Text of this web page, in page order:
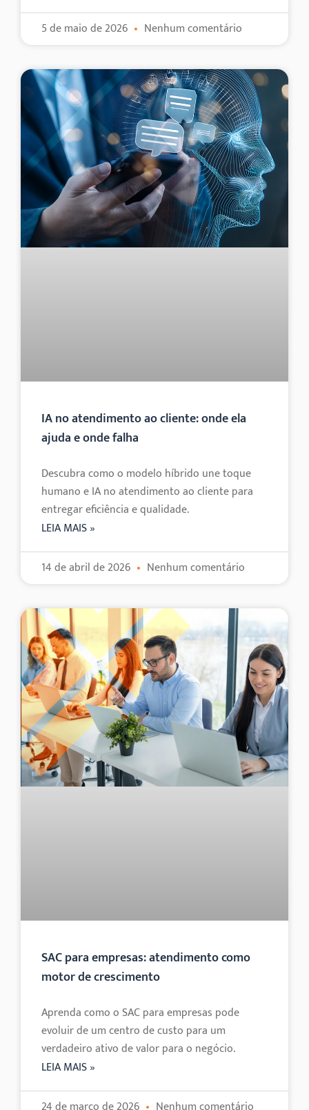
5 de maio de 2026 Nenhum comentário
IA no atendimento ao cliente: onde ela
ajuda e onde falha
Descubra como o modelo híbrido une toque
humano e IA no atendimento ao cliente para
entregar eficiência e qualidade.
LEIA MAIS »
14 de abril de 2026 Nenhum comentário
SAC para empresas: atendimento como
motor de crescimento
Aprenda como o SAC para empresas pode
evoluir de um centro de custo para um
verdadeiro ativo de valor para o negócio.
LEIA MAIS »